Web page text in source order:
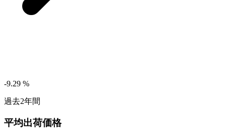
-9.29 %
過去2年間
平均出荷価格